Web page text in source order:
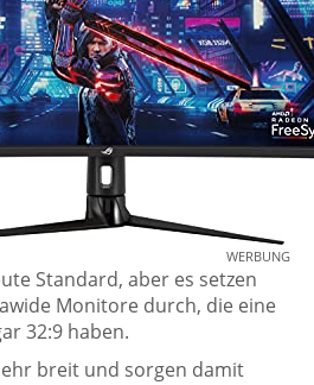
WERBUNG
Standard, aber es setzen
Monitore durch, die eine
32:9 haben.
breit und sorgen damit